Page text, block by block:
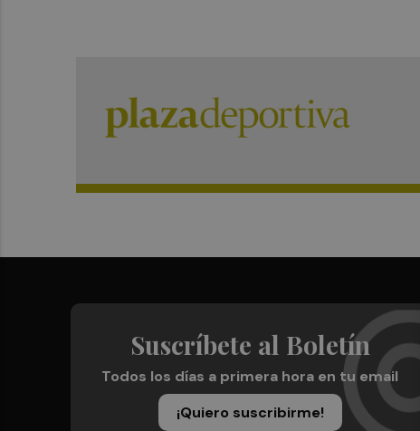
Suscríbete al Boletín
Todos los días a primera hora en tu email
¡Quiero suscribirme!